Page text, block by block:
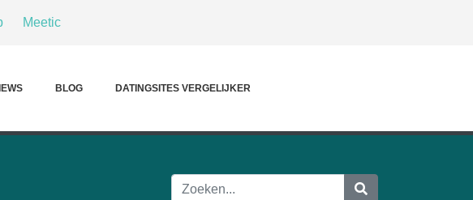
Meetic
BLOG DATINGSITES VERGELIJKER